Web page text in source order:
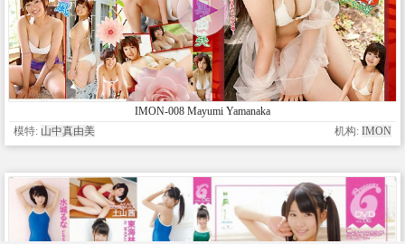
IMON-008 Mayumi Yamanaka
模特: 山中真由美 机构: IMON